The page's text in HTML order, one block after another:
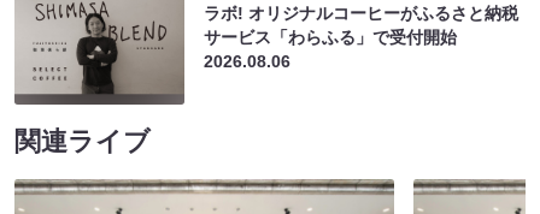
ラボ! オリジナルコーヒーがふるさと納税
サービス「わらふる」で受付開始
2026.08.06
関連ライブ